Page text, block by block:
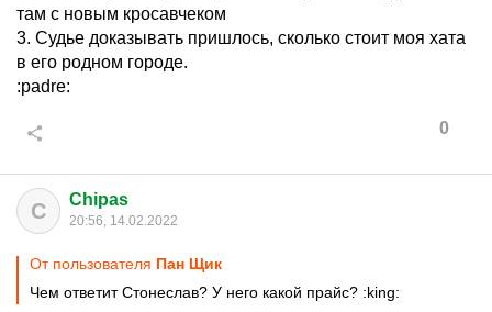
там с новым кросавчеком
3. Судье доказывать пришлось, сколько стоит моя хата
в его родном городе.
:padre:
0
C Chipas
20:56, 14.02.2022
От пользователя Пан Щик
Чем ответит Стонеслав? У него какой прайс? :king: